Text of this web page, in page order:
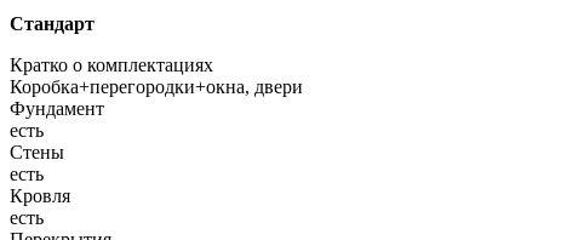
Стандарт
Кратко о комплектациях
Коробка+перегородки+окна, двери
Фундамент
есть
Стены
есть
Кровля
есть